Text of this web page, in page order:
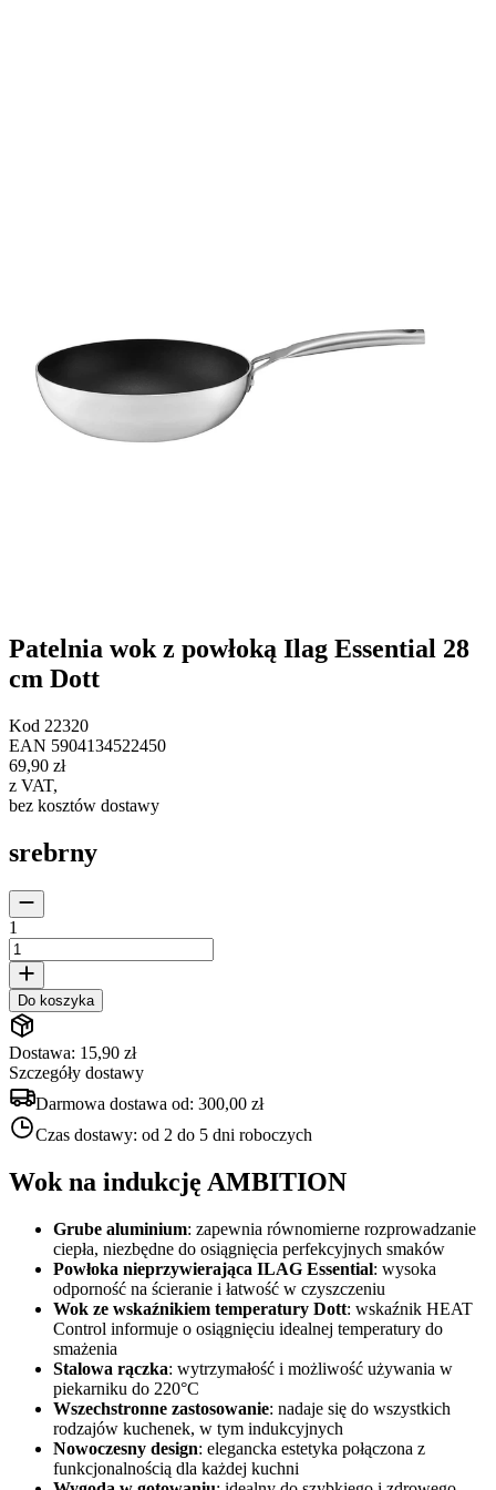
Patelnia wok z powłoką Ilag Essential 28
cm Dott
Kod 22320
EAN 5904134522450
69,90 zł
z VAT,
bez kosztów dostawy
srebrny
1
Do koszyka
Dostawa: 15,90 zł
Szczegóły dostawy
Darmowa dostawa od: 300,00 zł
Czas dostawy: od 2 do 5 dni roboczych
Wok na indukcję AMBITION
Grube aluminium: zapewnia równomierne rozprowadzanie
ciepła, niezbędne do osiągnięcia perfekcyjnych smaków
Powłoka nieprzywierająca ILAG Essential: wysoka
odporność na ścieranie i łatwość w czyszczeniu
Wok ze wskaźnikiem temperatury Dott: wskaźnik HEAT
Control informuje o osiągnięciu idealnej temperatury do
smażenia
Stalowa rączka: wytrzymałość i możliwość używania w
piekarniku do 220°C
Wszechstronne zastosowanie: nadaje się do wszystkich
rodzajów kuchenek, w tym indukcyjnych
Nowoczesny design: elegancka estetyka połączona z
funkcjonalnością dla każdej kuchni